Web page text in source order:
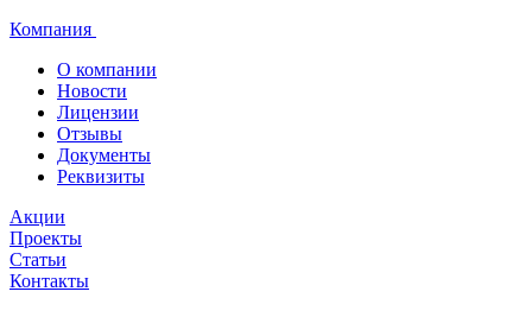
Компания
О компании
Новости
Лицензии
Отзывы
Документы
Реквизиты
Акции
Проекты
Статьи
Контакты